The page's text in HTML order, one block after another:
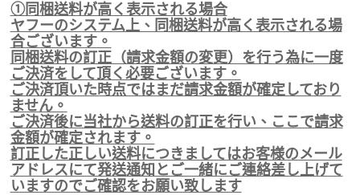
①同梱送料が高く表示される場合
ヤフーのシステム上、同梱送料が高く表示される場
合ございます。
同梱送料の訂正（請求金額の変更）を行う為に一度
ご決済をして頂く必要ございます。
ご決済頂いた時点ではまだ請求金額が確定しており
ません。
ご決済後に当社から送料の訂正を行い、ここで請求
金額が確定されます。
訂正した正しい送料につきましてはお客様のメール
アドレスにて発送通知とご一緒にご連絡差し上げて
いますのでご確認をお願い致します